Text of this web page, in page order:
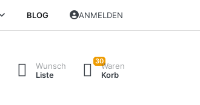
BLOG ANMELDEN
Wunsch
Liste
30Waren
Korb